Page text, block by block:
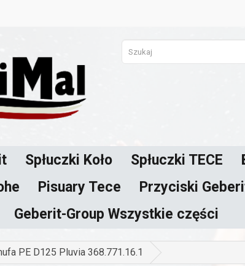
Spłuczki Koło Spłuczki TECE
Pisuary Tece Przyciski
Geberit-Group Wszystkie części
PE D125 Pluvia 368.771.16.1